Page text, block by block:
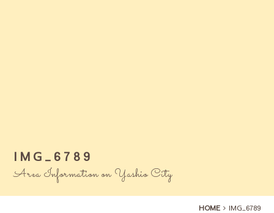
IMG_6789
Area Information on Yashio City
HOME IMG_6789